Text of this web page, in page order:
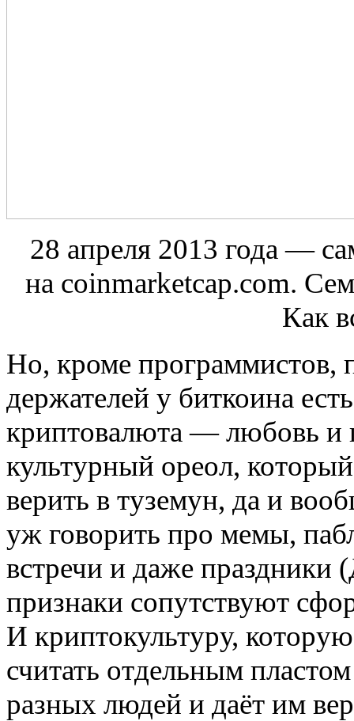
28 апреля 2013 года —
на coinmarketcap.com.
Как
Но, кроме программистов,
держателей у биткоина
криптовалюта — любовь и
культурный ореол,
верить в туземун, да и
уж говорить про мемы,
встречи и даже праздники
признаки сопутствуют
И криптокультуру,
считать отдельным
разных людей и даёт им